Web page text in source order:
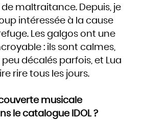
maltraitance. Depuis, je
intéressée à la cause
Les galgos ont une
: ils sont calmes,
décalés parfois, et Lua
rire tous les jours.
musicale
le catalogue IDOL ?